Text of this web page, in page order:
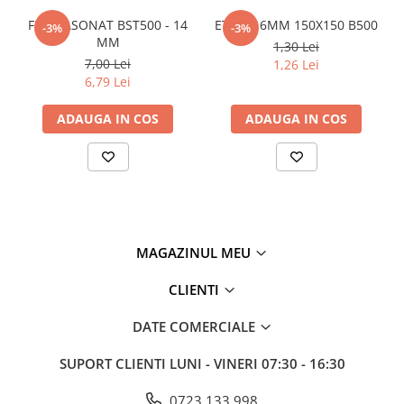
Policarbonat
Trepte și grătare zincate
-3%
FIER FASONAT BST500 - 14
MM
7,00 Lei
6,79 Lei
ADAUGA IN COS
-3%
ETRIER 6MM 150X150 B500
1,30 Lei
1,26 Lei
ADAUGA IN COS
MAGAZINUL MEU
CLIENTI
DATE COMERCIALE
SUPORT CLIENTI LUNI - VINERI 07:30 - 16:30
0723 133 998